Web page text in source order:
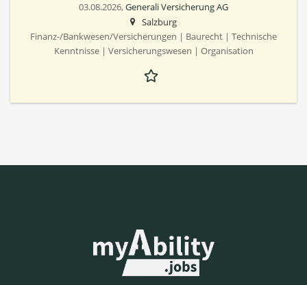
03.08.2026,Generali Versicherung AG
Salzburg
Finanz-/Bankwesen/Versicherungen | Baurecht | Technische
Kenntnisse | Versicherungswesen | Organisation